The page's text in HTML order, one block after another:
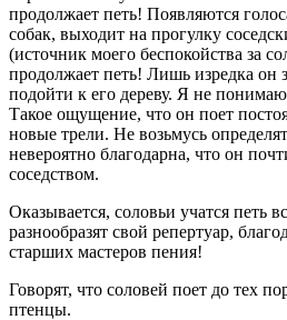
продолжает петь! Появляются
собак, выходит на прогулку
(источник моего беспокойства за
продолжает петь! Лишь изредка он
подойти к его дереву. Я не
Такое ощущение, что он поет
новые трели. Не возьмусь
невероятно благодарна, что он
соседством.
Оказывается, соловьи учатся петь
разнообразят свой репертуар,
старших мастеров пения!
Говорят, что соловей поет до тех
птенцы.